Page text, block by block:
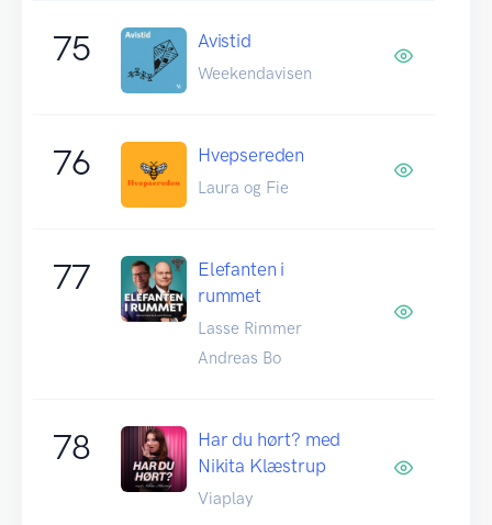
75 Avistid
Weekendavisen
76 Hvepsereden
Laura og Fie
77
Elefanten i
rummet
Lasse Rimmer
Andreas Bo
78
Har du hørt? med
Nikita Klæstrup
Viaplay